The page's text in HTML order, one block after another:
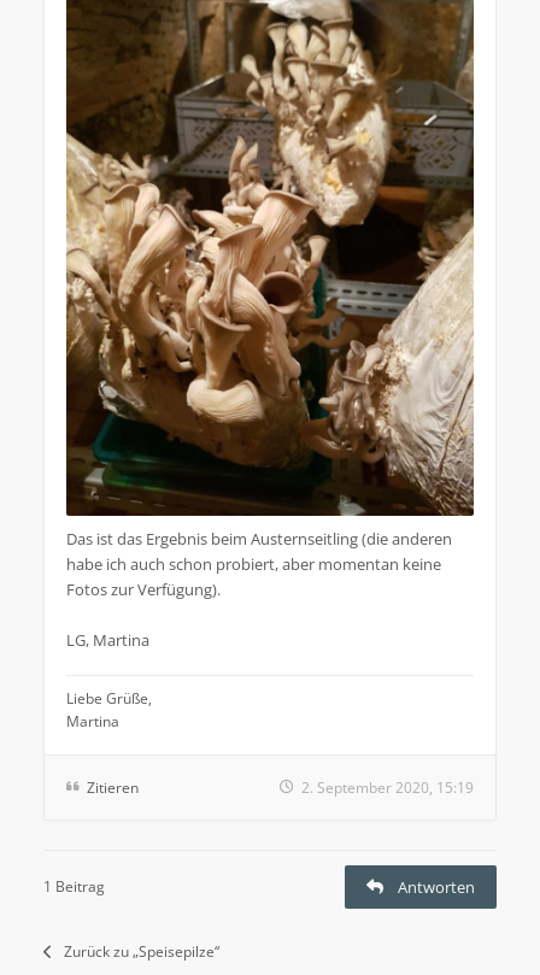
Das ist das Ergebnis beim Austernseitling (die anderen
habe ich auch schon probiert, aber momentan keine
Fotos zur Verfügung).
LG, Martina
Liebe Grüße,
Martina
Zitieren 2. September 2020, 15:19
1 Beitrag Antworten
Zurück zu „Speisepilze“